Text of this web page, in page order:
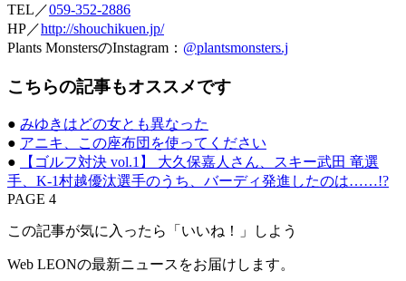
TEL／059-352-2886
HP／http://shouchikuen.jp/
Plants MonstersのInstagram： @plantsmonsters.j
こちらの記事もオススメです
● みゆきはどの女とも異なった
● アニキ、この座布団を使ってください
●
【ゴルフ対決 vol.1】 大久保嘉人さん、スキー武田 竜選
手、K-1村越優汰選手のうち、バーディ発進したのは……!?
PAGE 4
この記事が気に入ったら「いいね！」しよう
Web LEONの最新ニュースをお届けします。